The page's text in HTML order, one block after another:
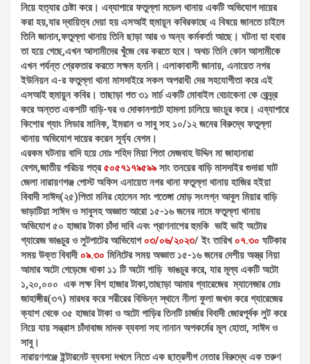
নিয়ে হত্যার চেষ্টা করে। এব্যাপারে ফতুল্লা মডেল থানায় একটি অভিযোগ দায়ের
করা হয়,যার দ্বায়িত্ব দেয়া হয় এসআই হুমায়ূন কবিরকাছে এ বিষয়ে জানতে চাইলে
তিনি জানান,ফতুল্লা থানায় তিনি ছাড়া আর ও অন্য কর্মকর্তা আছে। ঘটনা যা হবার
তা হয়ে গেছে,এখন আসামীদের খুঁজে বের করতে হবে। অথচ তিনি কোন আসামীকে
এখন পর্যন্ত গ্রেফতার করতে সক্ষম হননি। এলাকাবাসী জানায়, এনায়েত নগর
ইউনিয়ন এ-র ফতুল্লা থানা মাসদাইরে সকল অপরাধী দের সহযোগীতা করে এই
এসআই হুমায়ুন কবির। তাছাড়া গত ৩১ মার্চ একটি মোবাইল বেচাকেনা কে কেন্দ্র্র
করে অন্তত একশটি বাড়ি-ঘর ও দোকানপাটে হামলা চালিয়ে ভাংচুর করে। এব্যাপারে
কিশোর গ্যাং লিডার মানিক, ইমরান ও সাবু সহ ১০/১২ জনের বিরুদ্ধে ফতুল্লা
থানায় অভিযোগ দায়ের করেন সূর্য্য বেগম।
এরকম ঘটনায় বাদি হয়ে মোঃ শহিদ মিয়া পিতা মেজবাহ উদ্দিন মা জাহানারা
বেগম,জাতীয় পরিচয় পত্র৫০৫৭১৭৯৫৯৯সাং তনয়ের বাড়ি মাসদাইর গুদারা ঘাট
জেলা নারায়ণগঞ্জ পোস্ট অফিস এনায়েত নগর থানা ফতুল্লা থানায় হাজির হইয়া
বিবাদী সাঈদ(২৫)পিতা মনির হোসেন সাং পতেঙ্গা মোড় সংলগ্ন আবুল মিয়ার বাড়ি
ভাড়াটিয়া সাঈদ ও সাবুসহ অজ্ঞাত আরো ১৫-১৬ জনের নামে ফতুল্লা থানায়
অভিযোগ ৫০ হাজার টাকা চাঁদা দাবি এবং প্রাণনাশের হুমকি ভাই ভাই অটোর
গ্যারেজ ভাঙচুর ও লুটপাটের আভিযোগ ০৩/০৬/২০২৩/ ইং তারিখ ০৭.৩০ ঘটিকার
সময় উক্ত বিবাদী ০৯.৩০ মিনিটের সময় অজ্ঞাত ১৫-১৬ জনের দেশীয় অস্ত্র নিয়া
আমার অটো গেড়েজে থাকা ১১ টি অটো গাড়ি ভাঙচুর করে, যার মূল্য একটি অটো
১,২০,০০০ এক লক্ষ বিশ হাজার টাকা,তাছাড়া আমার গ্যারেজের ম্যানেজার মোঃ
জাহাঙ্গীর(৩৭) মারধর করে শরীরের বিভিন্ন স্থানে নীলা ফুলা জখম করে গ্যারেজের
ক্যাশ থেকে ৩৫ হাজার টাকা ও অটো গাড়ির তিনটি চার্জার বিবাদী জোরপূর্বক লুট করে
নিয়ে যায় সন্ত্রাস চাঁদাবাজ মাদক ব্যবসা সহ নানান অপকর্মের মূল হোতা, সাঈদ ও
সাবু।
নারায়ণগঞ্জে ইন্টারনেট ব্যবসা দখলে নিতে এক ছাত্রলীগ নেতার বিরুদ্ধে এক তরুণ